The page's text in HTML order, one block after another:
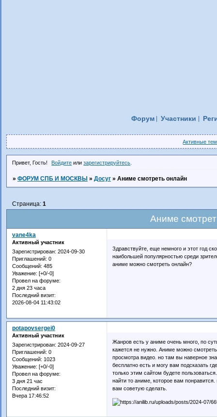
Форум Участники
Активные
Привет, Гость! Войдите илизарегистрируйтесь
» ФОРУМ СПБ И МОСКВЫ » Досуг » Аниме смотреть онлайн
Аниме
Страница: 1
vane4ka
Активный участник
Зарегистрирован: 2024-09-30
Приглашений: 0
Сообщений: 485
Уважение: [+0/-0]
Провел на форуме:
2 дня 23 часа
Последний визит:
2026-08-04 11:43:02
Здравствуйте, еще немного и этот год
наибольшей популярностью среди
аниме можно смотреть онлайн?
potapovsergei0
Активный участник
Зарегистрирован: 2024-09-27
Приглашений: 0
Сообщений: 1023
Уважение: [+0/-0]
Провел на форуме:
3 дня 21 час
Последний визит:
Вчера 17:46:52
Жанров есть у аниме очень много, по
кажется не нужно. Аниме можно
просмотра видео. но там вы наверное
бесплатно есть и могу вам подсказать
только этим сайтом будете
найти то аниме, которое вам
вам советую сделать.